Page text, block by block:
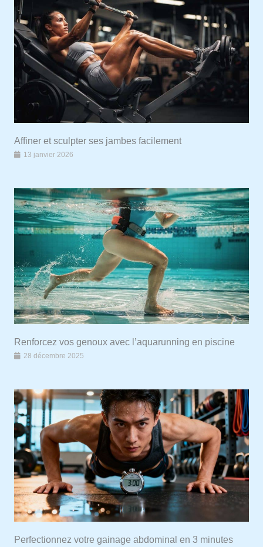
Affiner et sculpter ses jambes facilement
13 janvier 2026
Renforcez vos genoux avec l’aquarunning en piscine
28 décembre 2025
Perfectionnez votre gainage abdominal en 3 minutes